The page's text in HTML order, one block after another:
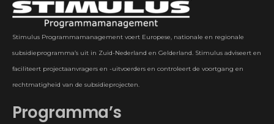
Stimulus Programmamanagement voert Europese, nationale en regionale
subsidieprogramma’s uit in Zuid-Nederland en Gelderland. Stimulus adviseert en
faciliteert projectaanvragers en -uitvoerders en controleert de voortgang en
rechtmatigheid van de subsidieprojecten.
Programma’s